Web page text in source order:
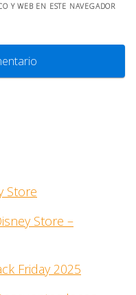
Y WEB EN ESTE NAVEGADOR
Store
Store –
Friday 2025